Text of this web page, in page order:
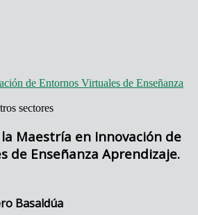
de Entornos Virtuales de Enseñanza
sectores
Maestría en Innovación de
de Enseñanza Aprendizaje.
Basaldúa